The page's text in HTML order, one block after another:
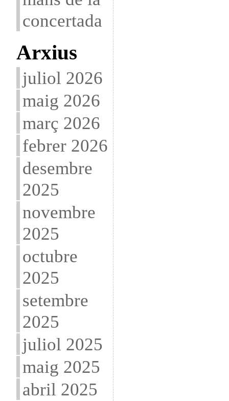
concertada
Arxius
juliol 2026
maig 2026
març 2026
febrer 2026
desembre
2025
novembre
2025
octubre
2025
setembre
2025
juliol 2025
maig 2025
abril 2025